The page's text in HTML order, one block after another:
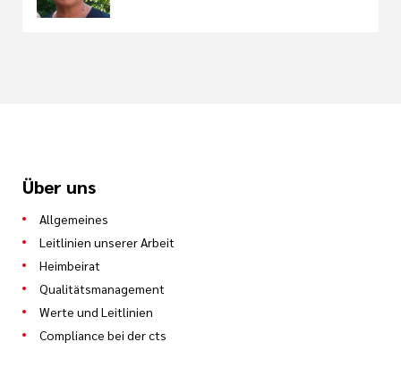
Über uns
Allgemeines
Leitlinien unserer Arbeit
Heimbeirat
Qualitätsmanagement
Werte und Leitlinien
Compliance bei der cts